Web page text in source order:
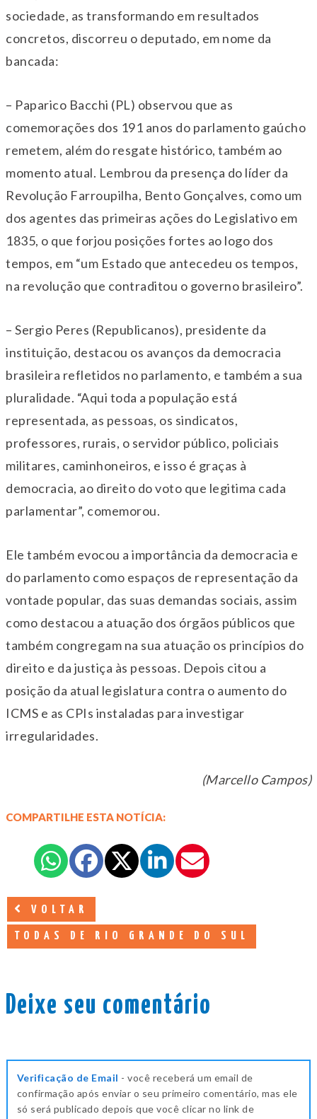
sociedade, as transformando em resultados
concretos, discorreu o deputado, em nome da
bancada:
– Paparico Bacchi (PL) observou que as
comemorações dos 191 anos do parlamento gaúcho
remetem, além do resgate histórico, também ao
momento atual. Lembrou da presença do líder da
Revolução Farroupilha, Bento Gonçalves, como um
dos agentes das primeiras ações do Legislativo em
1835, o que forjou posições fortes ao logo dos
tempos, em “um Estado que antecedeu os tempos,
na revolução que contraditou o governo brasileiro”.
– Sergio Peres (Republicanos), presidente da
instituição, destacou os avanços da democracia
brasileira refletidos no parlamento, e também a sua
pluralidade. “Aqui toda a população está
representada, as pessoas, os sindicatos,
professores, rurais, o servidor público, policiais
militares, caminhoneiros, e isso é graças à
democracia, ao direito do voto que legitima cada
parlamentar”, comemorou.
Ele também evocou a importância da democracia e
do parlamento como espaços de representação da
vontade popular, das suas demandas sociais, assim
como destacou a atuação dos órgãos públicos que
também congregam na sua atuação os princípios do
direito e da justiça às pessoas. Depois citou a
posição da atual legislatura contra o aumento do
ICMS e as CPIs instaladas para investigar
irregularidades.
(Marcello Campos)
COMPARTILHE ESTA NOTÍCIA:
VOLTAR
TODAS DE RIO GRANDE DO SUL
Deixe seu comentário
Verificação de Email - você receberá um email de
confirmação após enviar o seu primeiro comentário, mas ele
só será publicado depois que você clicar no link de